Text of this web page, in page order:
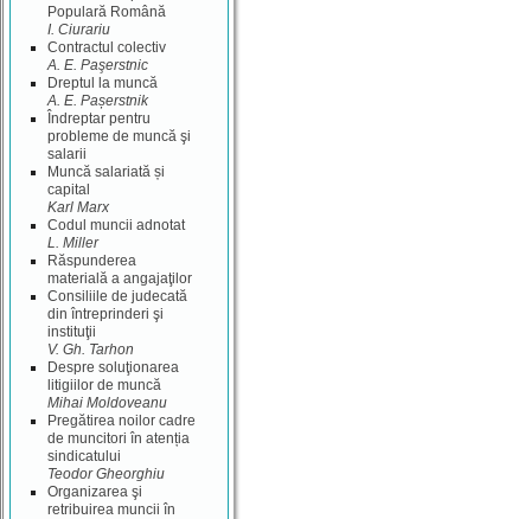
Populară Română
I. Ciurariu
Contractul colectiv
A. E. Paşerstnic
Dreptul la muncă
A. E. Pașerstnik
Îndreptar pentru
probleme de muncă şi
salarii
Muncă salariată și
capital
Karl Marx
Codul muncii adnotat
L. Miller
Răspunderea
materială a angajaţilor
Consiliile de judecată
din întreprinderi şi
instituţii
V. Gh. Tarhon
Despre soluţionarea
litigiilor de muncă
Mihai Moldoveanu
Pregătirea noilor cadre
de muncitori în atenția
sindicatului
Teodor Gheorghiu
Organizarea şi
retribuirea muncii în